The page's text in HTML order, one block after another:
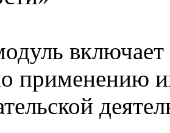
включает
применению